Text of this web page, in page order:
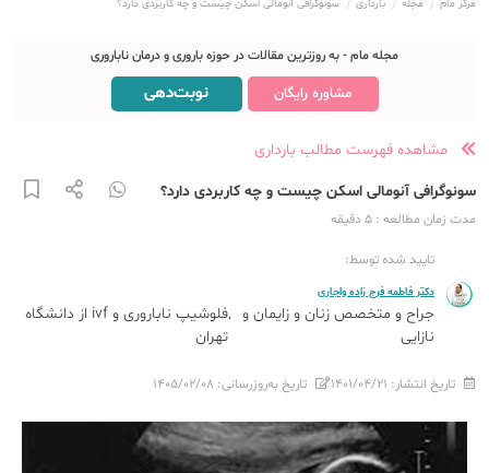
مرکز مام مجله بارداری سونوگرافی آنومالی اسکن چیست و چه کاربردی دارد؟
مجله مام - به روزترین مقالات در حوزه باروری و درمان ناباروری
مشاوره رایگان نوبت‌دهی
مشاهده فهرست مطالب بارداری
سونوگرافی آنومالی اسکن چیست و چه کاربردی دارد؟
مدت زمان مطالعه : 5 دقیقه
تایید شده توسط:
دکتر فاطمه فرج زاده واجاری
جراح و متخصص زنان و زایمان و
نازایی
فلوشیپ ناباروری و ivf از دانشگاه
تهران
تاریخ انتشار: ۱۴۰۱/۰۴/۲۱ تاریخ به‌روزرسانی: ۱۴۰۵/۰۲/۰۸